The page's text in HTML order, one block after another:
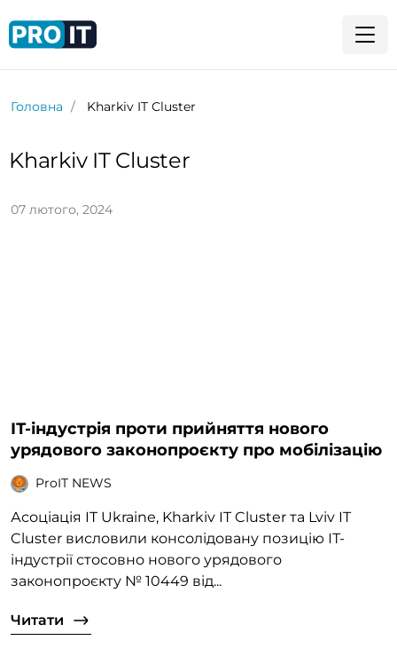
Головна Kharkiv IT Cluster
Kharkiv IT Cluster
07 лютого, 2024
ІТ-індустрія проти прийняття нового
урядового законопроєкту про мобілізацію
ProIT NEWS
Асоціація IT Ukraine, Kharkiv IT Cluster та Lviv IT
Cluster висловили консолідовану позицію ІТ-
індустрії стосовно нового урядового
законопроєкту № 10449 від...
Читати